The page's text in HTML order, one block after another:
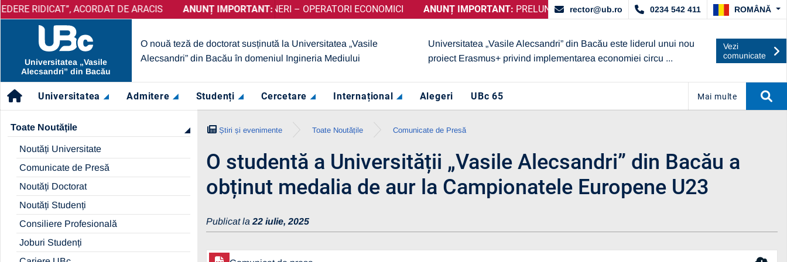
ANUNȚ IMPORTANT: UBc A OBȚINUT
ACORDAT DE ARACIS ANUNȚ IMPORTANT:UBc A OBȚINUT CALIFICATIVUL „GRAD DE ÎNCREDERE RIDICAT”, ACORDAT DE ARACIS
ANUNȚ IMPORTANT:PRELUNGIRE SELECȚIE PARTENERI – OPERATORI ECONOMICI ANUNȚ IMPORTANT:PRELUNGIRE SELECȚIE PARTENERI – OPERATORI ECONOMICI
rector@ub.ro 0234 542 411 ROMÂNĂ
Universitatea „Vasile
Alecsandri” din Bacău
O nouă teză de doctorat susținută la Universitatea „Vasile
Alecsandri” din Bacău în domeniul Ingineria Mediului
Universitatea „Vasile Alecsandri” din Bacău este liderul unui nou
proiect Erasmus+ privind implementarea economiei circu ...
Vezi
comunicate
Universitatea Admitere Studenți Cercetare Internațional Alegeri UBc 65 Mai multe
Toate Noutățile
Noutăți Universitate
Comunicate de Presă
Noutăți Doctorat
Noutăți Studenți
Consiliere Profesională
Joburi Studenți
Știri și evenimente Toate Noutățile Comunicate de Presă
O studentă a Universității „Vasile Alecsandri” din Bacău a
obținut medalia de aur la Campionatele Europene U23
Publicat la 22 iulie, 2025